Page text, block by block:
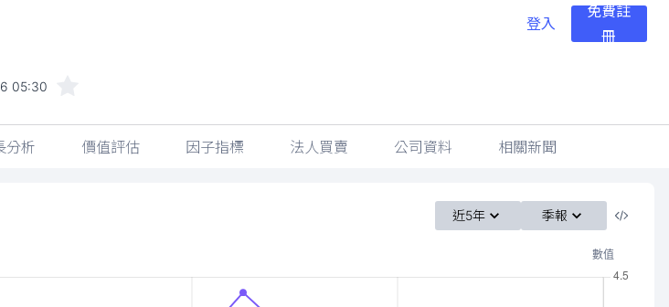
登入
免費註
冊
05:30
分析 價值評估 因子指標 法人買賣 公司資料 相關新聞
近5年 季報